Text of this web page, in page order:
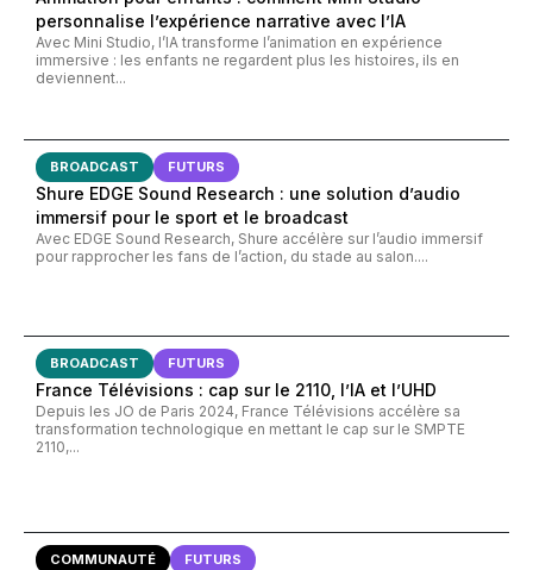
personnalise l’expérience narrative avec l’IA
Avec Mini Studio, l’IA transforme l’animation en expérience
immersive : les enfants ne regardent plus les histoires, ils en
deviennent...
BROADCAST FUTURS
Shure EDGE Sound Research : une solution d’audio
immersif pour le sport et le broadcast
Avec EDGE Sound Research, Shure accélère sur l’audio immersif
pour rapprocher les fans de l’action, du stade au salon....
BROADCAST FUTURS
France Télévisions : cap sur le 2110, l’IA et l’UHD
Depuis les JO de Paris 2024, France Télévisions accélère sa
transformation technologique en mettant le cap sur le SMPTE
2110,...
COMMUNAUTÉ FUTURS